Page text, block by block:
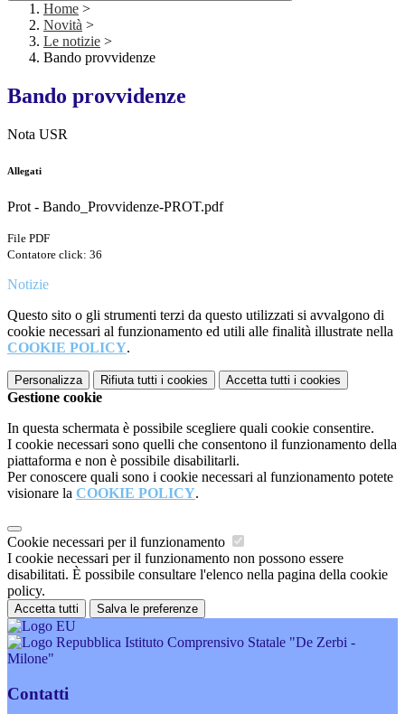
Home >
Novità >
Le notizie >
Bando provvidenze
Bando provvidenze
Nota USR
Allegati
Prot - Bando_Provvidenze-PROT.pdf
File PDF
Contatore click: 36
Notizie
Questo sito o gli strumenti terzi da questo utilizzati si avvalgono di
cookie necessari al funzionamento ed utili alle finalità illustrate nella
COOKIE POLICY.
Personalizza Rifiuta tutti i cookies Accetta tutti i cookies
Gestione cookie
In questa schermata è possibile scegliere quali cookie consentire.
I cookie necessari sono quelli che consentono il funzionamento della
piattaforma e non è possibile disabilitarli.
Per conoscere quali sono i cookie necessari al funzionamento potete
visionare la COOKIE POLICY.
Cookie necessari per il funzionamento
I cookie necessari per il funzionamento non possono essere
disabilitati. È possibile consultare l'elenco nella pagina della cookie
policy.
Accetta tutti Salva le preferenze
Istituto Comprensivo Statale "De Zerbi -
Milone"
Contatti